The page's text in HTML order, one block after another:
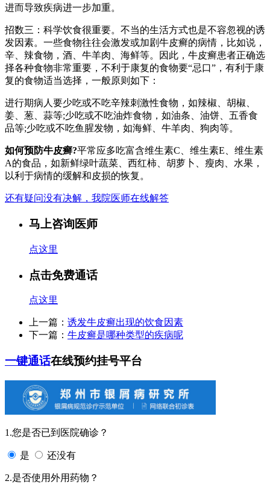
进而导致疾病进一步加重。
招数三：科学饮食很重要。不当的生活方式也是不容忽视的诱
发因素。一些食物往往会激发或加剧牛皮癣的病情，比如说，
辛、辣食物，酒、牛羊肉、海鲜等。因此，牛皮癣患者正确选
择各种食物非常重要，不利于康复的食物要“忌口”，有利于康
复的食物适当选择，一般原则如下：
进行期病人要少吃或不吃辛辣刺激性食物，如辣椒、胡椒、
姜、葱、蒜等;少吃或不吃油炸食物，如油条、油饼、五香食
品等;少吃或不吃鱼腥发物，如海鲜、牛羊肉、狗肉等。
如何预防牛皮癣?平常应多吃富含维生素C、维生素E、维生素
A的食品，如新鲜绿叶蔬菜、西红柿、胡萝卜、瘦肉、水果，
以利于病情的缓解和皮损的恢复。
还有疑问没有决解，我院医师在线解答
马上咨询医师
点这里
点击免费通话
点这里
上一篇： 诱发牛皮癣出现的饮食因素
下一篇： 牛皮癣是哪种类型的疾病呢
一键通话在线预约挂号平台
1.您是否已到医院确诊？
是 还没有
2.是否使用外用药物？